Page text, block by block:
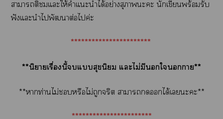
าาติแะให้คำแะนำได้อย่างสุภาพะะ นักเขียนพร้อมรับ
ฟังแะนำไพัฒนาต่อไค่ะ
***********************
**นิยายเรื่องนี้แสุขนิยม แะไม่มีนใา**
**าท่านไม่หรือไม่ถูกจริต าาได้เะะ**